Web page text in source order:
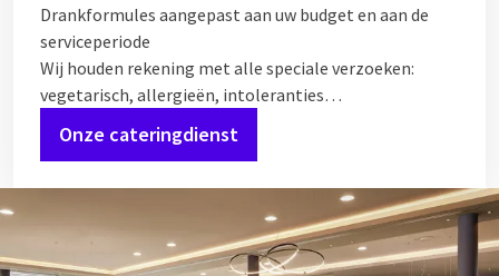
Drankformules aangepast aan uw budget en aan de
serviceperiode
Wij houden rekening met alle speciale verzoeken:
vegetarisch, allergieën, intoleranties…
Onze cateringdienst